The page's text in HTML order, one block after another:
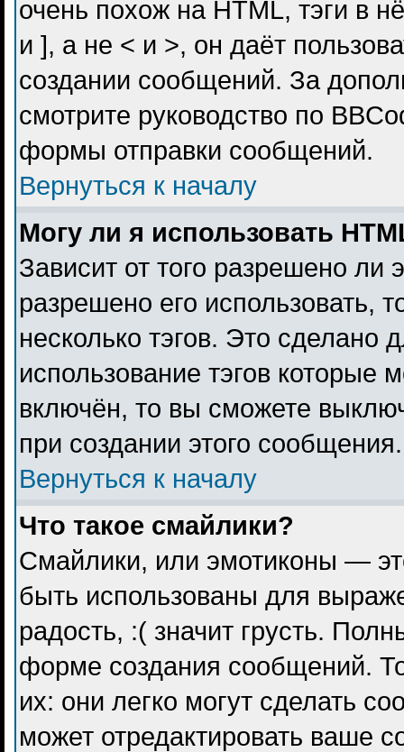
очень похож на HTML, тэги в
и ], а не < и >, он даёт
создании сообщений. За
смотрите руководство по
формы отправки сообщений.
Вернуться к началу
Могу ли я использовать
Зависит от того разрешено ли
разрешено его использовать,
несколько тэгов. Это сделано
использование тэгов которые
включён, то вы сможете
при создании этого сообщения.
Вернуться к началу
Что такое смайлики?
Смайлики, или эмотиконы —
быть использованы для
радость, :( значит грусть.
форме создания сообщений.
их: они легко могут сделать
может отредактировать ваше